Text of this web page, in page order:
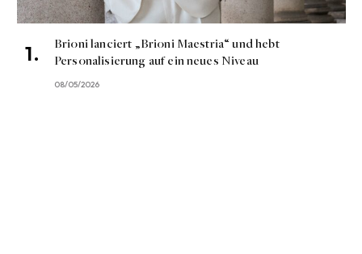
Brioni lanciert „Brioni Maestria“ und hebt
Personalisierung auf ein neues Niveau
08/05/2026